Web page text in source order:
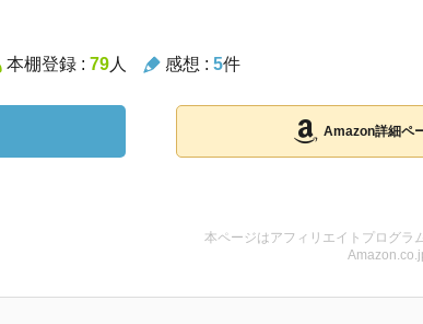
本棚登録 : 79人 感想 : 5件
Amazon詳細ペ
本ページはアフィリエイトプログラ